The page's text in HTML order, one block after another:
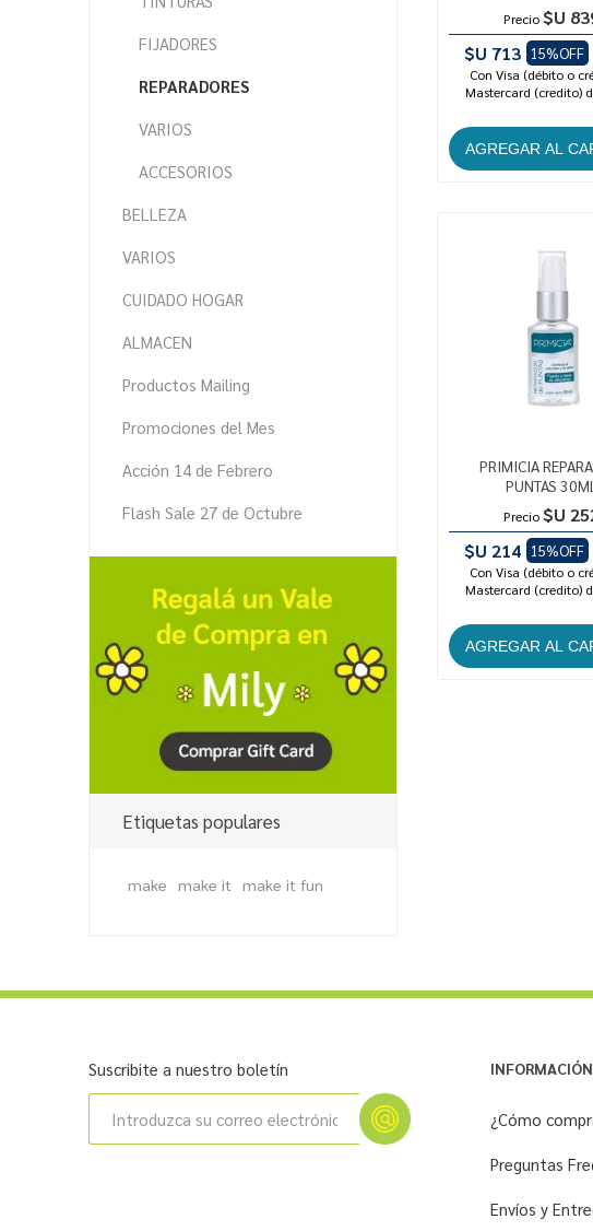
Precio $U
$U 713
15%OFF
Con Visa (débito o
Mastercard (credito)
PRIMICIA
PUNTAS 30ML
Precio $U
$U 214
15%OFF
Con Visa (débito o
Mastercard (credito)
FIJADORES
REPARADORES
VARIOS
ACCESORIOS
BELLEZA
VARIOS
CUIDADO HOGAR
ALMACEN
Productos Mailing
Promociones del Mes
Acción 14 de Febrero
Flash Sale 27 de Octubre
Etiquetas populares
make make it make it fun
Suscribite a nuestro boletín INFORMACIÓN
¿Cómo
Preguntas
Envíos y